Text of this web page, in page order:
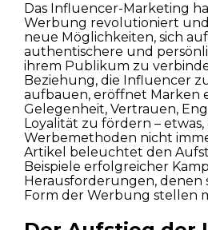
Das Influencer-Marketing
Werbung revolutioniert
neue Möglichkeiten, sich
authentischere und
ihrem Publikum zu
Beziehung, die Influencer
aufbauen, eröffnet Marken
Gelegenheit, Vertrauen,
Loyalität zu fördern –
Werbemethoden nicht
Artikel beleuchtet den
Beispiele erfolgreicher
Herausforderungen, denen
Form der Werbung stellen